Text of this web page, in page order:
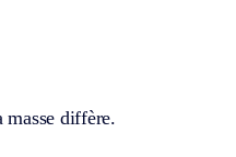
diffère.